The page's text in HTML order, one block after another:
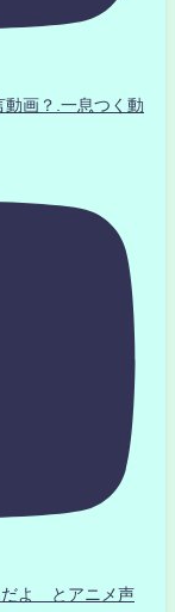
画？.一息つく動
よ とアニメ声